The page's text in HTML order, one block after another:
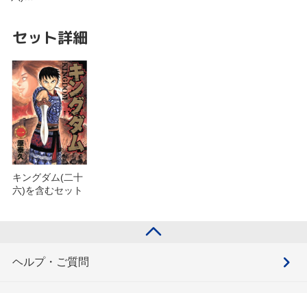
セット詳細
キングダム(二十
六)を含むセット
ヘルプ・ご質問